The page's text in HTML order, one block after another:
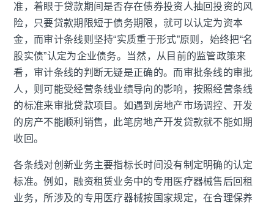
准，着眼于贷款期间是否存在债券投资人抽回投资的风
险，只要贷款期限短于债务期限，就可以认定为资本
金，而审计条线则坚持“实质重于形式”原则，始终把“名
股实债”认定为企业债务。当然，从目前的监管政策来
看，审计条线的判断无疑是正确的。而审批条线的审批
人，则可能受经营条线业绩导向的影响，按照经营条线
的标准来审批贷款项目。如遇到房地产市场调控、开发
的房产不能顺利销售，此笔房地产开发贷款就不能如期
收回。
各条线对创新业务主要指标长时间没有制定明确的认定
标准。例如，融资租赁业务中的专用医疗器械售后回租
业务，所涉及的专用医疗器械按国家规定，在合理保养